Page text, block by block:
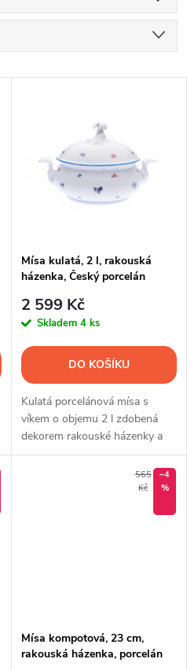
Mísa kulatá, 2 l, rakouská
házenka, Český porcelán
2 599 Kč
Skladem 4 ks
DO KOŠÍKU
Kulatá porcelánová mísa s
víkem o objemu 2 l zdobená
dekorem rakouské házenky a
modrým proužkem. Český
porcelán z Dubí pro servírování
polévek i zeleninových příloh.
565
Kč
–4
%
Mísa kompotová, 23 cm,
rakouská házenka, porcelán